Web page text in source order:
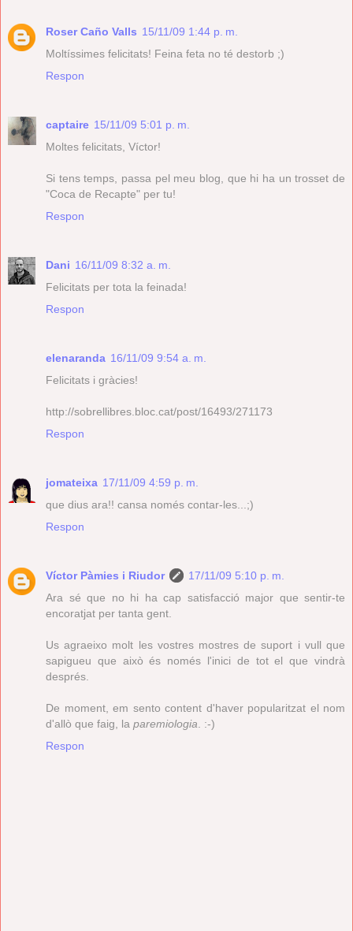
Roser Caño Valls 15/11/09 1:44 p. m.
Moltíssimes felicitats! Feina feta no té destorb ;)
Respon
captaire 15/11/09 5:01 p. m.
Moltes felicitats, Víctor!
Si tens temps, passa pel meu blog, que hi ha un trosset de
"Coca de Recapte" per tu!
Respon
Dani 16/11/09 8:32 a. m.
Felicitats per tota la feinada!
Respon
elenaranda 16/11/09 9:54 a. m.
Felicitats i gràcies!
http://sobrellibres.bloc.cat/post/16493/271173
Respon
jomateixa 17/11/09 4:59 p. m.
que dius ara!! cansa només contar-les...;)
Respon
Víctor Pàmies i Riudor
17/11/09 5:10 p. m.
Ara sé que no hi ha cap satisfacció major que sentir-te
encoratjat per tanta gent.
Us agraeixo molt les vostres mostres de suport i vull que
sapigueu que això és només l'inici de tot el que vindrà
després.
De moment, em sento content d'haver popularitzat el nom
d'allò que faig, la paremiologia . :-)
Respon